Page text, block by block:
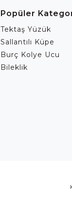
Popüler
Tektaş Yüzük
Sallantılı Küpe
Burç Kolye Ucu
Bileklik